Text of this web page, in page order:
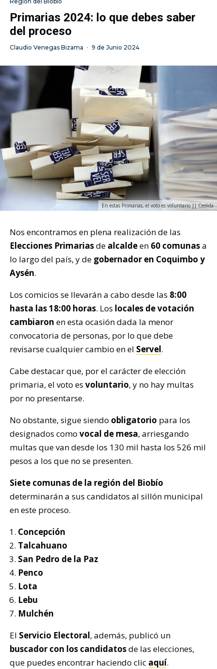
Primarias 2024: lo que debes saber
del proceso
Claudio Venegas Bizama · 9 de Junio 2024
En estas Primarias, el voto es voluntario || Cedida
Nos encontramos en plena realización de las
Elecciones Primariasde alcaldeen 60 comunasa
lo largo del país, y de gobernador en Coquimbo y
Aysén.
Los comicios se llevarán a cabo desde las 8:00
hasta las 18:00 horas. Los locales de votación
cambiaron en esta ocasión dada la menor
convocatoria de personas, por lo que debe
revisarse cualquier cambio en el Servel.
Cabe destacar que, por el carácter de elección
primaria, el voto es voluntario, y no hay multas
por no presentarse.
No obstante, sigue siendo obligatorio para los
designados como vocal de mesa, arriesgando
multas que van desde los 130 mil hasta los 526 mil
pesos a los que no se presenten.
Siete comunas de la región del Biobío
determinarán a sus candidatos al sillón municipal
en este proceso.
Concepción
Talcahuano
San Pedro de la Paz
Penco
Lota
Lebu
Mulchén
El Servicio Electoral, además, publicó un
buscador con los candidatosde las elecciones,
que puedes encontrar haciendo clic aquí.